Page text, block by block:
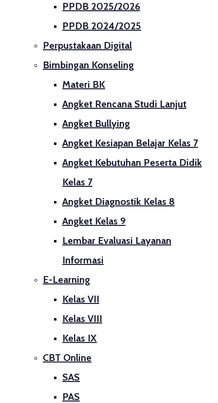
PPDB 2025/2026
PPDB 2024/2025
Perpustakaan Digital
Bimbingan Konseling
Materi BK
Angket Rencana Studi Lanjut
Angket Bullying
Angket Kesiapan Belajar Kelas 7
Angket Kebutuhan Peserta Didik
Kelas 7
Angket Diagnostik Kelas 8
Angket Kelas 9
Lembar Evaluasi Layanan
Informasi
E-Learning
Kelas VII
Kelas VIII
Kelas IX
CBT Online
SAS
PAS